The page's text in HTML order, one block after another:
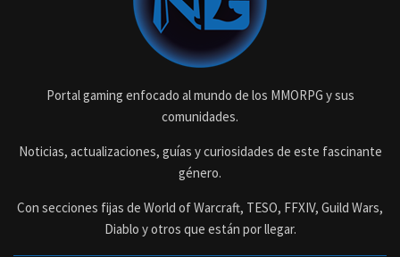
Portal gaming enfocado al mundo de los MMORPG y sus
comunidades.
Noticias, actualizaciones, guías y curiosidades de este fascinante
género.
Con secciones fijas de World of Warcraft, TESO, FFXIV, Guild Wars,
Diablo y otros que están por llegar.